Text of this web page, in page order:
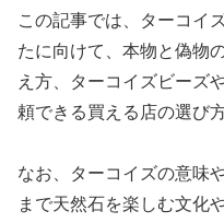
この記事では、ターコイ
たに向けて、本物と偽物
え方、ターコイズビーズ
頼できる買える店の選び
なお、ターコイズの意味
まで天然石を楽しむ文化